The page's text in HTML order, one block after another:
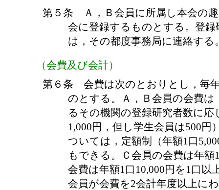
第５条 Ａ，Ｂ会員に所属し本会の
会に登録するものとする。登
は，その都度事務局に連絡する
（会費及び会計）
第６条 会費は次のとおりとし，毎
のとする。Ａ，Ｂ会員の会費
るその機関の登録研究者数に
1,000円，但し学生会員は500
ついては，定額制（年額1口
もできる。Ｃ会員の会費は年
会費は年額1口10,000円を1口以
会員が会費を2会計年度以上に